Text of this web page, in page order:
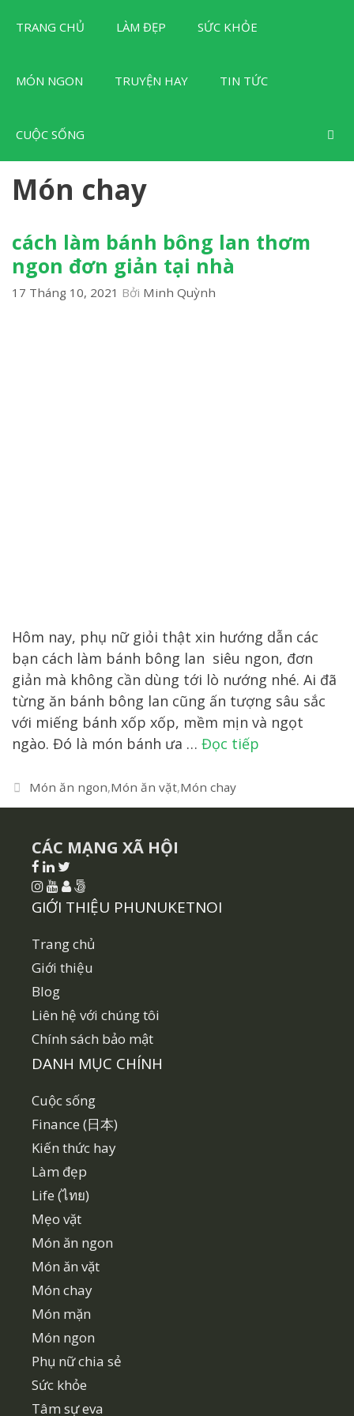
đến
dung
TRANG CHỦ LÀM ĐẸP SỨC KHỎE
MÓN NGON TRUYỆN HAY TIN TỨC
CUỘC SỐNG
Món chay
cách làm bánh bông lan thơm
ngon đơn giản tại nhà
17 Tháng 10, 2021 Bởi Minh Quỳnh
Hôm nay, phụ nữ giỏi thật xin hướng dẫn các
bạn cách làm bánh bông lan siêu ngon, đơn
giản mà không cần dùng tới lò nướng nhé. Ai đã
từng ăn bánh bông lan cũng ấn tượng sâu sắc
với miếng bánh xốp xốp, mềm mịn và ngọt
ngào. Đó là món bánh ưa … Đọc tiếp
bông
Danh
mục
Món ăn ngon,Món ăn vặt,Món chay
CÁC MẠNG XÃ HỘI
GIỚI THIỆU PHUNUKETNOI
Trang chủ
Giới thiệu
Blog
Liên hệ với chúng tôi
Chính sách bảo mật
DANH MỤC CHÍNH
Cuộc sống
Finance (日本)
Kiến thức hay
Làm đẹp
Life (ไทย)
Mẹo vặt
Món ăn ngon
Món ăn vặt
Món chay
Món mặn
Món ngon
Phụ nữ chia sẻ
Sức khỏe
Tâm sự eva